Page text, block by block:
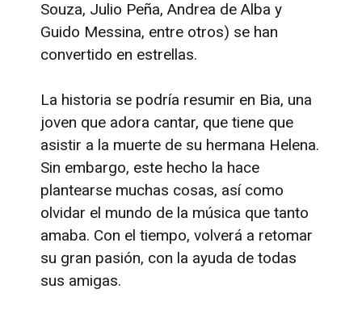
Souza​, Julio Peña, Andrea de Alba y
Guido Messina, entre otros) se han
convertido en estrellas.
La historia se podría resumir en Bia, una
joven que adora cantar, que tiene que
asistir a la muerte de su hermana Helena.
Sin embargo, este hecho la hace
plantearse muchas cosas, así como
olvidar el mundo de la música que tanto
amaba. Con el tiempo, volverá a retomar
su gran pasión, con la ayuda de todas
sus amigas.